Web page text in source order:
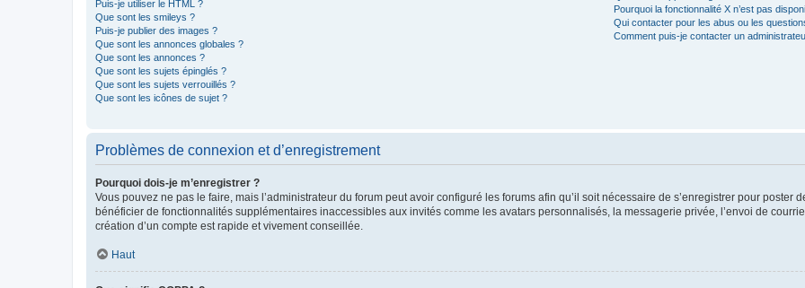
Puis-je utiliser le HTML ?
Que sont les smileys ?
Puis-je publier des images ?
Que sont les annonces globales ?
Que sont les annonces ?
Que sont les sujets épinglés ?
Que sont les sujets verrouillés ?
Que sont les icônes de sujet ?
Pourquoi la fonctionnalité X n’est pas
Qui contacter pour les abus ou les
Comment puis-je contacter un
Problèmes de connexion et d’enregistrement
Pourquoi dois-je m’enregistrer ?
Vous pouvez ne pas le faire, mais l’administrateur du forum peut avoir configuré les forums afin qu’il soit nécessaire de s’enregistrer pour poster
bénéficier de fonctionnalités supplémentaires inaccessibles aux invités comme les avatars personnalisés, la messagerie privée, l’envoi de
création d’un compte est rapide et vivement conseillée.
Haut